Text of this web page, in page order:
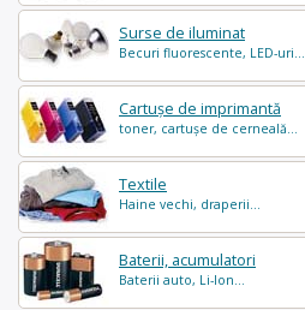
Surse de iluminat
Becuri fluorescente, LED-uri...
Cartușe de imprimantă
toner, cartușe de cerneală...
Textile
Haine vechi, draperii...
Baterii, acumulatori
Baterii auto, Li-Ion...